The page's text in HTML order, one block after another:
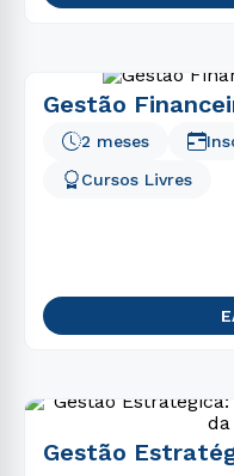
Gestão
Cursos Livres
2 meses
Gestão